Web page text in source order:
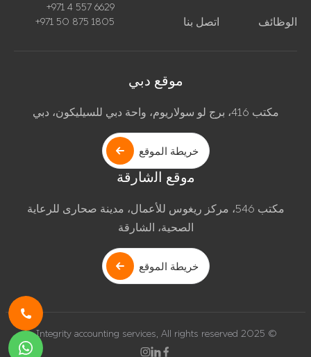
الوظائف اتصل بنا
+971 4 557 6629
+971 50 875 1805
موقع دبي
مكتب 416، برج لو سولاريوم، واحة دبي للسيليكون، دبي
خريطة الموقع
ﻣوﻗﻊ اﻟﺷﺎرﻗﺔ
مكتب 546، مركز ريغوس للأعمال، مدينة صحارى للرعاية
الصحية، الشارقة
خريطة الموقع
© 2025 Integrity accounting services, All rights reserved.